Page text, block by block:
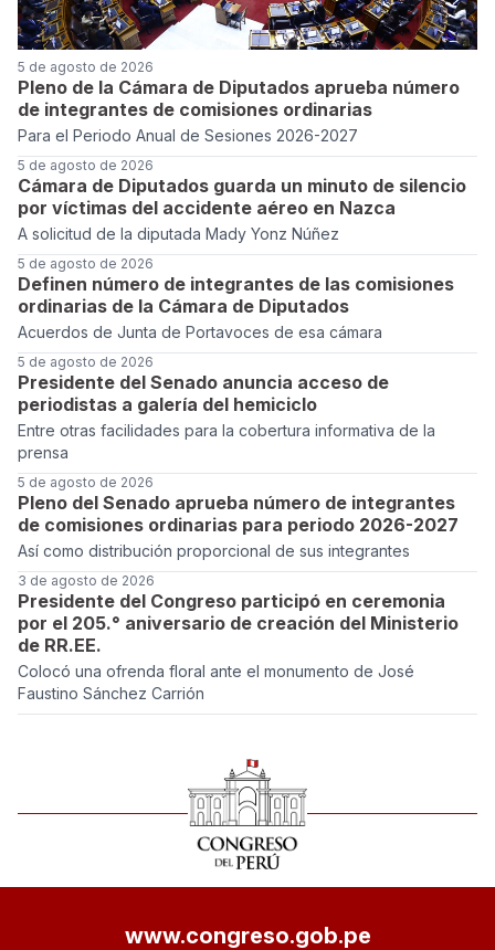
5 de agosto de 2026
Pleno de la Cámara de Diputados aprueba número
de integrantes de comisiones ordinarias
Para el Periodo Anual de Sesiones 2026-2027
5 de agosto de 2026
Cámara de Diputados guarda un minuto de silencio
por víctimas del accidente aéreo en Nazca
A solicitud de la diputada Mady Yonz Núñez
5 de agosto de 2026
Definen número de integrantes de las comisiones
ordinarias de la Cámara de Diputados
Acuerdos de Junta de Portavoces de esa cámara
5 de agosto de 2026
Presidente del Senado anuncia acceso de
periodistas a galería del hemiciclo
Entre otras facilidades para la cobertura informativa de la
prensa
5 de agosto de 2026
Pleno del Senado aprueba número de integrantes
de comisiones ordinarias para periodo 2026-2027
Así como distribución proporcional de sus integrantes
3 de agosto de 2026
Presidente del Congreso participó en ceremonia
por el 205.° aniversario de creación del Ministerio
de RR.EE.
Colocó una ofrenda floral ante el monumento de José
Faustino Sánchez Carrión
www.congreso.gob.pe